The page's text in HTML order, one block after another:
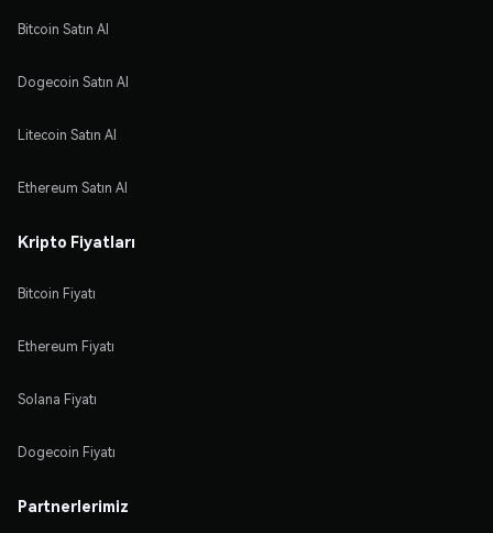
Bitcoin Satın Al
Dogecoin Satın Al
Litecoin Satın Al
Ethereum Satın Al
Kripto Fiyatları
Bitcoin Fiyatı
Ethereum Fiyatı
Solana Fiyatı
Dogecoin Fiyatı
Partnerlerimiz